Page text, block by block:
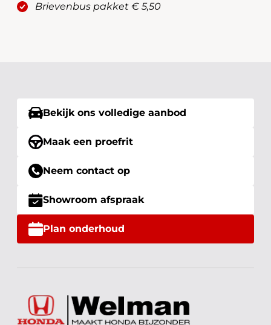
Brievenbus pakket € 5,50
Bekijk ons volledige aanbod
Maak een proefrit
Neem contact op
Showroom afspraak
Plan onderhoud